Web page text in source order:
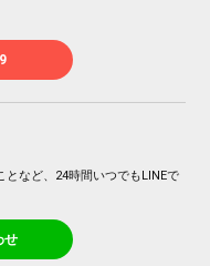
など、24時間いつでもLINEで
せ